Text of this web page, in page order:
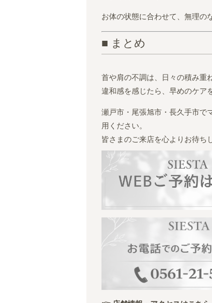
お体の状態に合わせて、無理の
■ まとめ
首や肩の不調は、日々の積み重
違和感を感じたら、早めのケア
瀬戸市・尾張旭市・長久手市で
用ください。
皆さまのご来店を心よりお待ち